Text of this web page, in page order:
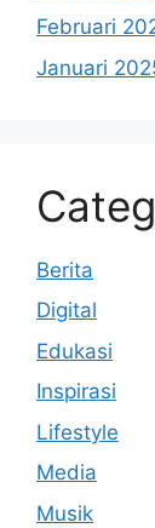
Februari
Januari
Berita
Digital
Edukasi
Inspirasi
Lifestyle
Media
Musik